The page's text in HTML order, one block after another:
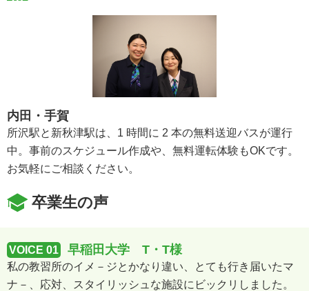
内田・手賀
所沢駅と新秋津駅は、1 時間に 2 本の無料送迎バスが運行
中。事前のスケジュール作成や、無料運転体験もOKです。
お気軽にご相談ください。
卒業生の声
VOICE 01 早稲田大学 T・T様
私の教習所のイメ－ジとかなり違い、とても行き届いたマ
ナ－、応対、スタイリッシュな施設にビックリしました。